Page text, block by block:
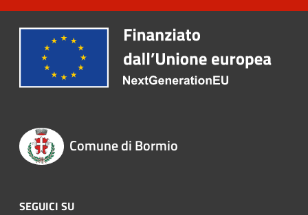
Comune di Bormio
SEGUICI SU